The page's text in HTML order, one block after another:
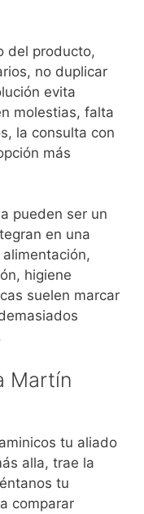
del producto,
no duplicar
evita
molestias, falta
la consulta con
más
pueden ser un
en una
higiene
suelen marcar
Martín
tu aliado
alla, trae la
tu
comparar